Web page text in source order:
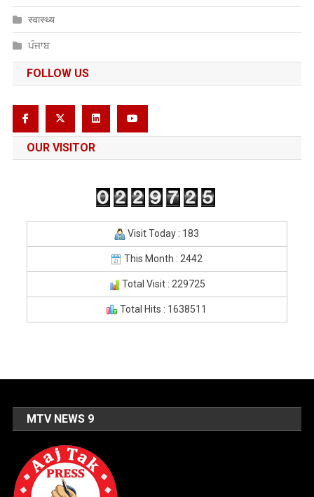
स्वास्थ्य
ਪੰਜਾਬ
FOLLOW US
OUR VISITOR
Visit Today : 183
This Month : 2442
Total Visit : 229725
Total Hits : 1638511
MTV NEWS 9